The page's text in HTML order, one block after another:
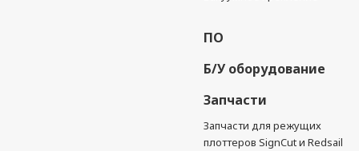
ПО
Б/У оборудование
Запчасти
Запчасти для режущих
плоттеров SignCut и Redsail